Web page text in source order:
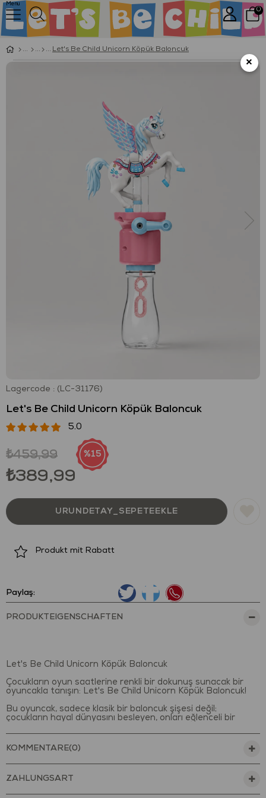
Menu
0
Let's Be Child Unicorn Köpük Baloncuk
Lagercode (LC-31176)
Let's Be Child Unicorn Köpük Baloncuk
5.0
₺459,99
₺389,99
15
Produkt mit Rabatt
Paylaş:
PRODUKTEIGENSCHAFTEN
Let's Be Child Unicorn Köpük Baloncuk
Çocukların oyun saatlerine renkli bir dokunuş sunacak bir
oyuncakla tanışın: Let's Be Child Unicorn Köpük Baloncuk!
Bu oyuncak, sadece klasik bir baloncuk şişesi değil;
çocukların hayal dünyasını besleyen, onları eğlenceli bir
figürüyle tasarlanmış bu oyuncak, sıradan bir baloncuk
deneyimini büyülü bir yolculuğa dönüştürür. Sağlığa zararsız,
BPA içermeyen, dayanıklı plastikten üretilmiştir.
baloncuk üflemekle kalmaz, aynı zamanda
KOMMENTARE(0)
ZAHLUNGSART
×